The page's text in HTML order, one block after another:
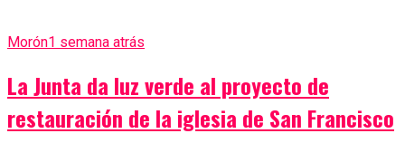
Morón1 semana atrás
La Junta da luz verde al proyecto de
restauración de la iglesia de San Francisco